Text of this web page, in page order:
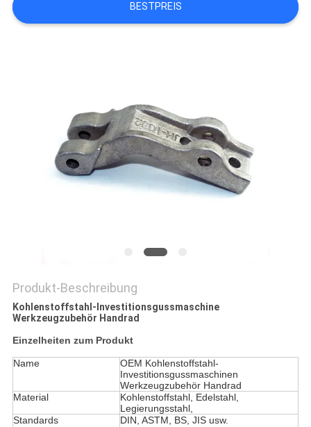
SITEMAP
BESTPREIS
Produkt-Beschreibung
Kohlenstoffstahl-Investitionsgussmaschine
Werkzeugzubehör Handrad
Einzelheiten zum Produkt
Name
OEM Kohlenstoffstahl-
Investitionsgussmaschinen
Werkzeugzubehör Handrad
Material
Kohlenstoffstahl, Edelstahl,
Legierungsstahl,
Standards
DIN, ASTM, BS, JIS usw.